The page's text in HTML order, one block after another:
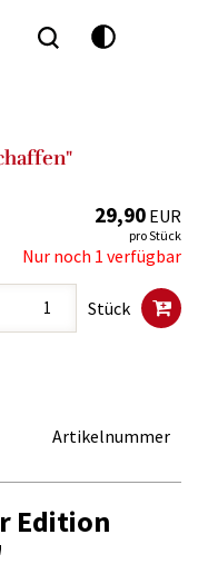
29,90 EUR
pro Stück
Nur noch 1 verfügbar
Stück
Artikelnummer
Edition